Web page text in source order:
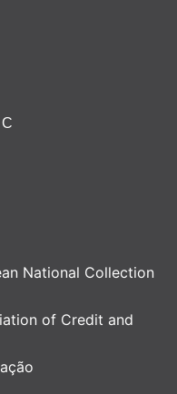
National Collection
of Credit and